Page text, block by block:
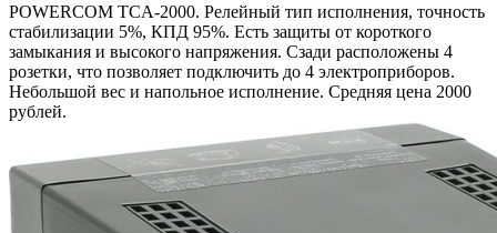
POWERCOM TCA-2000. Релейный тип исполнения, точность
стабилизации 5%, КПД 95%. Есть защиты от короткого
замыкания и высокого напряжения. Сзади расположены 4
розетки, что позволяет подключить до 4 электроприборов.
Небольшой вес и напольное исполнение. Средняя цена 2000
рублей.